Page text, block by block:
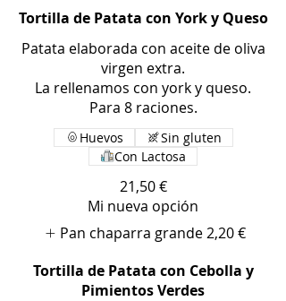
Tortilla de Patata con York y Queso
Patata elaborada con aceite de oliva
virgen extra.
La rellenamos con york y queso.
Para 8 raciones.
21,50 €
Huevos
Sin gluten
Con Lactosa
Mi nueva opción
Pan chaparra grande2,20 €
Tortilla de Patata con Cebolla y
Pimientos Verdes